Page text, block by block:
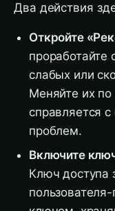
Два действия
Откройте
проработайте
слабых или
Меняйте их
справляется
проблем.
Включите
Ключ доступа